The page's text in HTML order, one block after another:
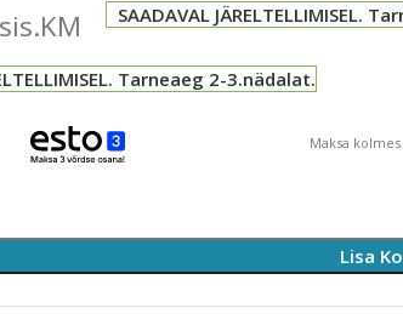
sis.KM SAADAVAL JÄRELTELLIMISEL.
Tarneaeg 2-3.nädalat.
Maksa
Lisa